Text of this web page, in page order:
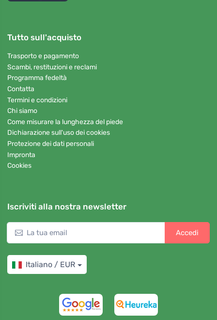
Tutto sull'acquisto
Trasporto e pagamento
Scambi, restituzioni e reclami
Programma fedeltà
Contatta
Termini e condizioni
Chi siamo
Come misurare la lunghezza del piede
Dichiarazione sull'uso dei cookies
Protezione dei dati personali
Impronta
Cookies
Iscriviti alla nostra newsletter
Accedi
Italiano / EUR